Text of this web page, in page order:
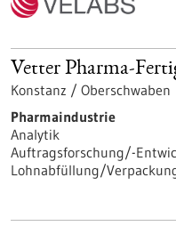
Vetter Pharma-
Konstanz / Oberschwaben
Pharmaindustrie
Analytik
Auftragsforschung/-
Lohnabfüllung/